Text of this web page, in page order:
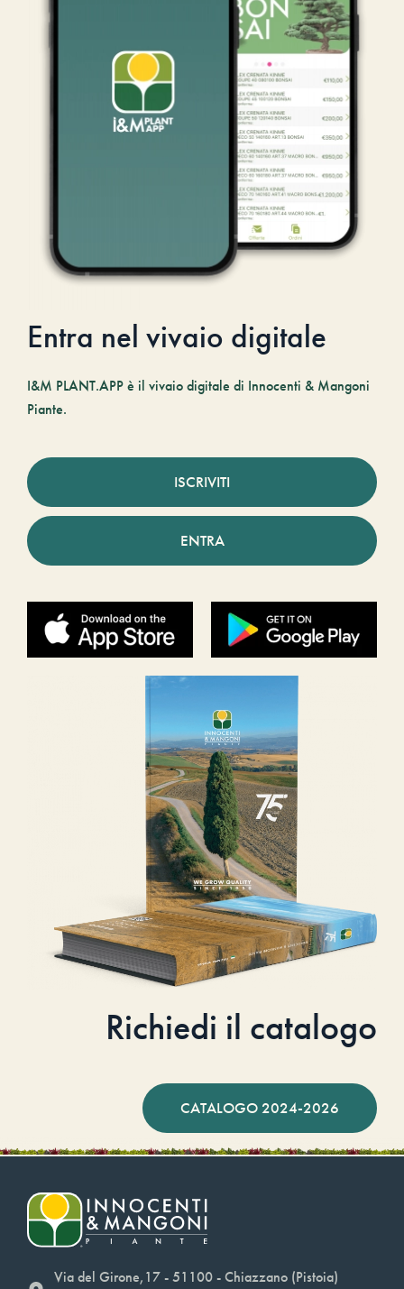
Entra nel vivaio digitale
I&M PLANT.APP è il vivaio digitale di Innocenti & Mangoni
Piante.
ISCRIVITI
ENTRA
Richiedi il catalogo
CATALOGO 2024-2026
Via del Girone,17 - 51100 - Chiazzano (Pistoia)